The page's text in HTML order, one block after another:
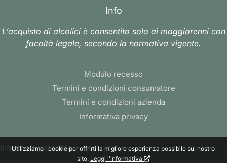
Info
L’acquisto di alcolici è consentito solo ai maggiorenni con
facoltà legale, secondo la normativa vigente.
Modulo recesso
Termini e condizioni consumatore
Termini e condizioni azienda
Informativa privacy
Informativa cookie
Utilizziamo i cookie per offrirti la migliore esperienza possibile sul nostro
sito. Leggi l'informativa